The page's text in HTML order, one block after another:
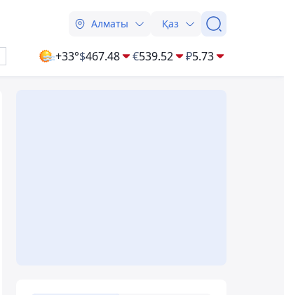
Алматы Қаз
+33°$467.48 €539.52 ₽5.73